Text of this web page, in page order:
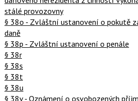
stálé provozovny
§ 38o - Zvláštní ustanovení o pokutě
daně
§ 38p - Zvláštní ustanovení o penále
§ 38r
§ 38s
§ 38t
§ 38u
§ 38v - Oznámení o osvobozených